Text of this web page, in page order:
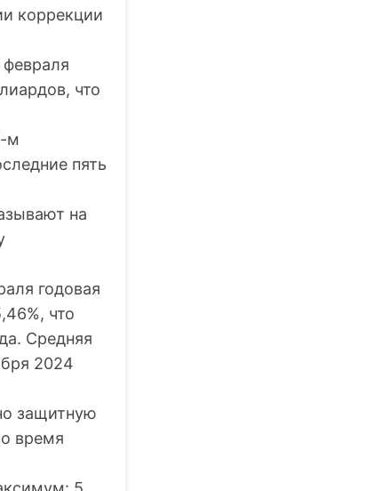
коррекции
что
м
пять
на
годовая
что
Средняя
2024
защитную
время